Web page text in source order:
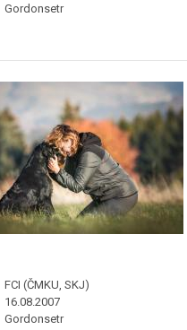
Gordonsetr
FCI (ČMKU, SKJ)
16.08.2007
Gordonsetr